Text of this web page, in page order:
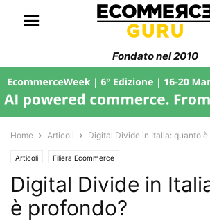
Fondato nel 2010
Home Articoli Digital Divide in Italia: quanto è
Articoli Filiera Ecommerce
Digital Divide in
è profondo?